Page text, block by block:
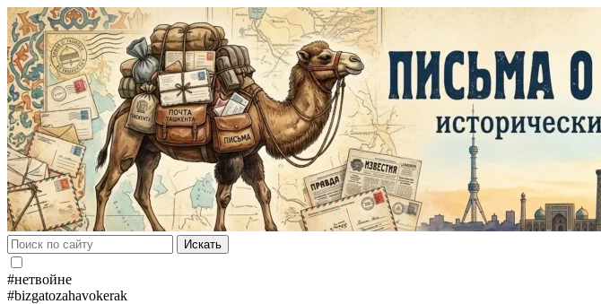
Искать
#нетвойне
#bizgatozahavokerak